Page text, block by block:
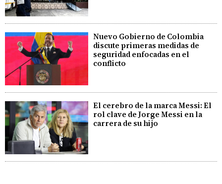
Nuevo Gobierno de Colombia
discute primeras medidas de
seguridad enfocadas en el
conflicto
El cerebro de la marca Messi: El
rol clave de Jorge Messi en la
carrera de su hijo